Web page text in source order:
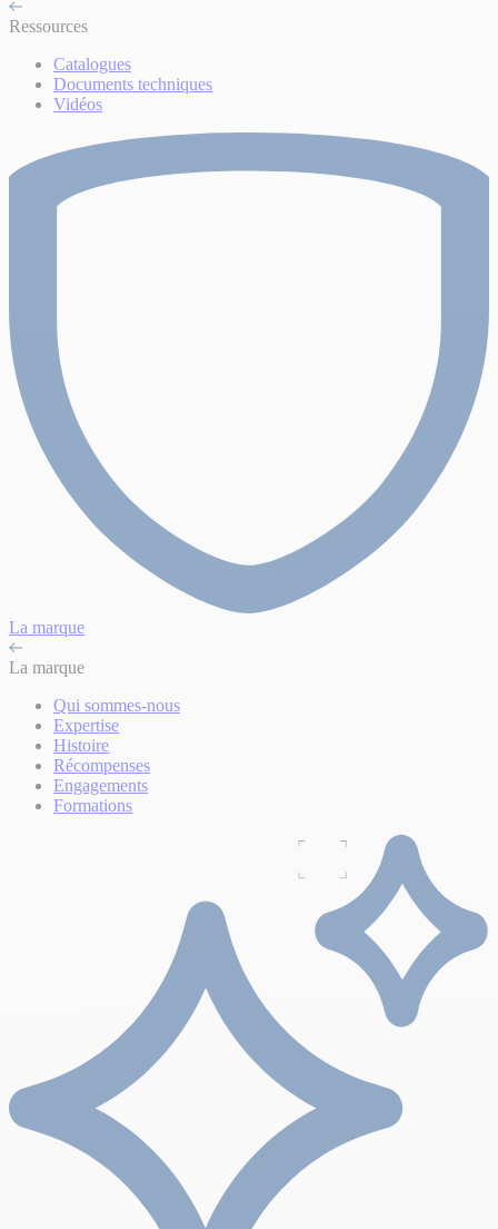
Ressources
Catalogues
Documents techniques
Vidéos
La marque
La marque
Qui sommes-nous
Expertise
Histoire
Récompenses
Engagements
Formations